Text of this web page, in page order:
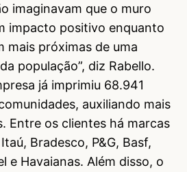
imaginavam que o muro
impacto positivo enquanto
mais próximas de uma
população”, diz Rabello.
já imprimiu 68.941
auxiliando mais
Entre os clientes há marcas
Bradesco, P&G, Basf,
e Havaianas. Além disso, o